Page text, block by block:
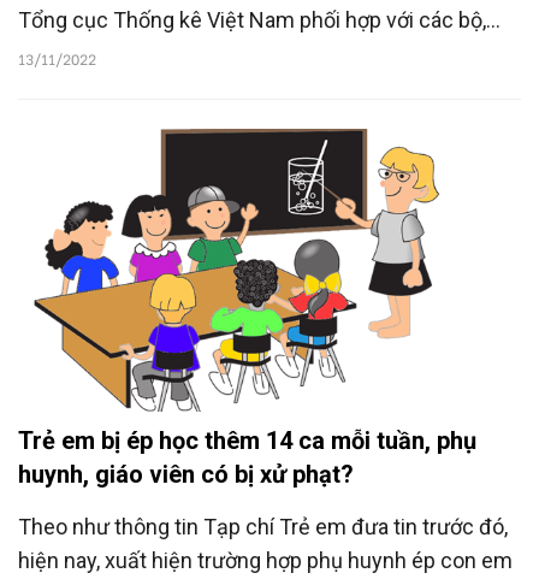
Tổng cục Thống kê Việt Nam phối hợp với các bộ,
ngành liên quan thực hiện trong khuôn khổ Chương
14 đã từng bị kỷ luật bạo lực.
13/11/2022
Trẻ em bị ép học thêm 14 ca mỗi tuần, phụ
huynh, giáo viên có bị xử phạt?
Theo như thông tin Tạp chí Trẻ em đưa tin trước đó,
hiện nay, xuất hiện trường hợp phụ huynh ép con em